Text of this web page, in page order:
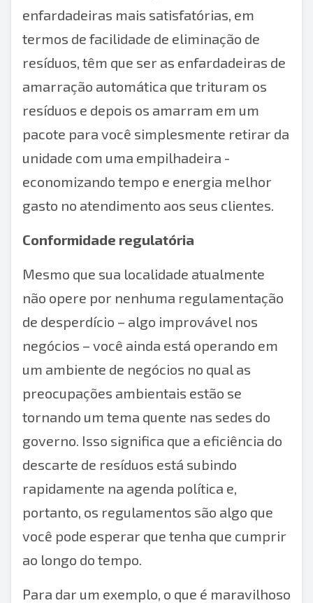
enfardadeiras mais satisfatórias, em
termos de facilidade de eliminação de
resíduos, têm que ser as enfardadeiras de
amarração automática que trituram os
resíduos e depois os amarram em um
pacote para você simplesmente retirar da
unidade com uma empilhadeira -
economizando tempo e energia melhor
gasto no atendimento aos seus clientes.
Conformidade regulatória
Mesmo que sua localidade atualmente
não opere por nenhuma regulamentação
de desperdício – algo improvável nos
negócios – você ainda está operando em
um ambiente de negócios no qual as
preocupações ambientais estão se
tornando um tema quente nas sedes do
governo. Isso significa que a eficiência do
descarte de resíduos está subindo
rapidamente na agenda política e,
portanto, os regulamentos são algo que
você pode esperar que tenha que cumprir
ao longo do tempo.
Para dar um exemplo, o que é maravilhoso